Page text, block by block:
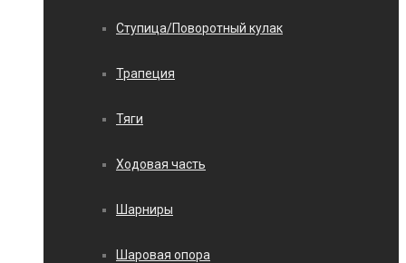
Ступица/Поворотный кулак
Трапеция
Тяги
Ходовая часть
Шарниры
Шаровая опора